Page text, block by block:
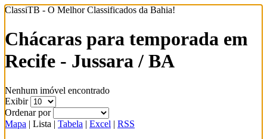
ClassiTB - O Melhor Classificados da Bahia!
Chácaras para temporada em
Recife - Jussara / BA
Nenhum imóvel encontrado
Exibir
Ordenar por
Mapa | Lista | Tabela | Excel | RSS